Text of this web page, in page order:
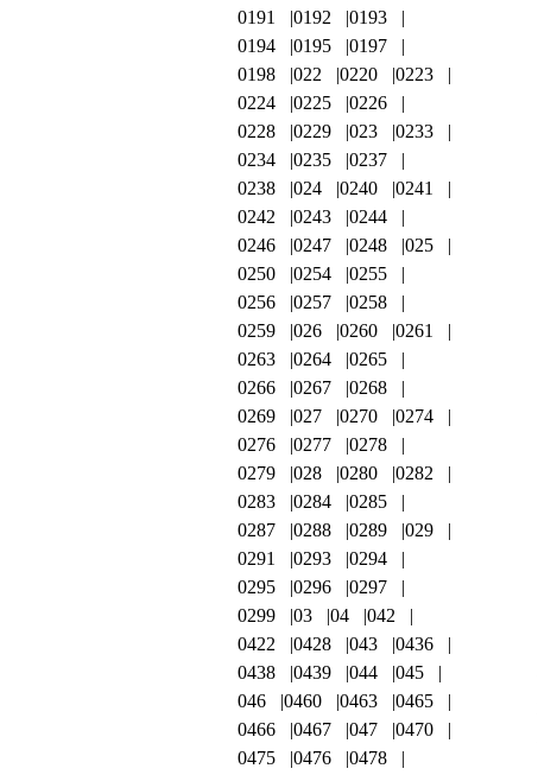
0191
0192
0193
0194
0195
0197
0198
022 0220
0223
0224
0225
0226
0228
0229 023
0233
0234
0235
0237
0238
024 0240
0241
0242
0243
0244
0246
0247 0248
025
0250
0254
0255
0256
0257
0258
0259
026 0260
0261
0263
0264
0265
0266
0267
0268
0269
027 0270
0274
0276
0277
0278
0279
028 0280
0282
0283
0284
0285
0287
0288 0289
029
0291
0293
0294
0295
0296
0297
0299
03 04
042
0422
0428 043
0436
0438
0439 044
045
046
0460 0463
0465
0466
0467 047
0470
0475
0476
0478